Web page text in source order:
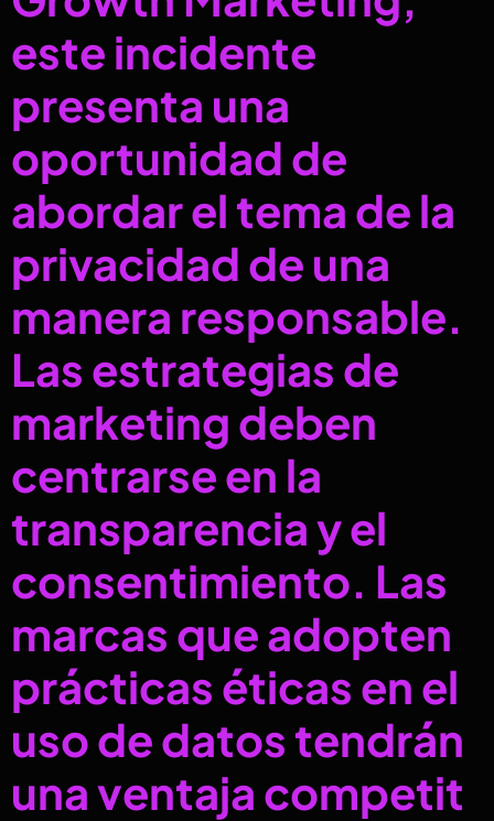
este incidente
presenta una
oportunidad de
abordar el tema de la
privacidad de una
manera responsable.
Las estrategias de
marketing deben
centrarse en la
transparencia y el
consentimiento. Las
marcas que adopten
prácticas éticas en el
uso de datos tendrán
una ventaja competit